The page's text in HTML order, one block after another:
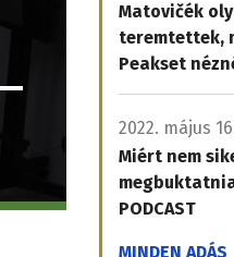
Matovičék
teremtettek,
Peakset
2022. május
Miért nem
PODCAST
MINDEN ADÁS